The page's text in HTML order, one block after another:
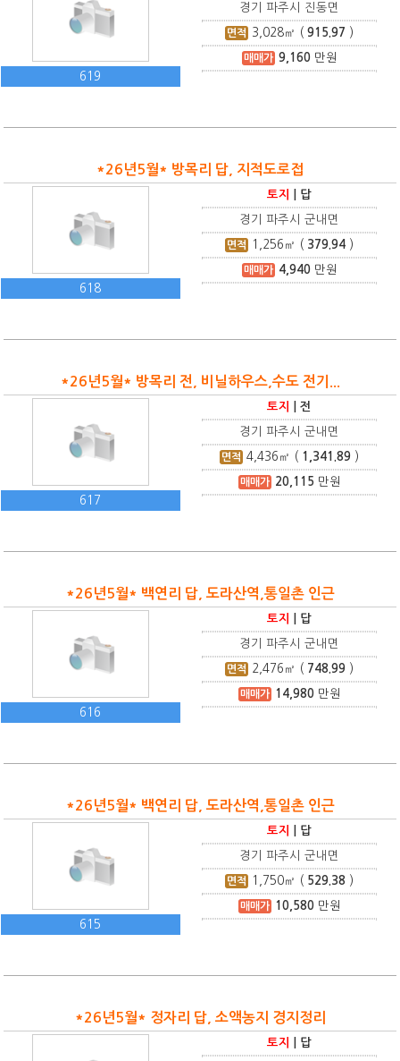
619
경기 파주시 진동면
면적 3,028㎡ (915.97 )
매매가 9,160만원
*26년5월* 방목리 답, 지적도로접
618
토지 답
경기 파주시 군내면
면적 1,256 ㎡ ( 379.94 )
매매가 4,940만원
*26년5월* 방목리 전, 비닐하우스,수도 전기...
617
토지 |전
경기 파주시 군내면
면적 4,436 ㎡ ( 1,341.89 )
매매가 20,115 만원
*26년5월* 백연리 답, 도라산역,통일촌 인근
616
토지 답
경기 파주시 군내면
면적 2,476 ㎡ ( 748.99 )
매매가 14,980만원
*26년5월* 백연리 답, 도라산역,통일촌 인근
615
토지 답
경기 파주시 군내면
면적 1,750㎡ ( 529.38 )
매매가 10,580만원
*26년5월* 정자리 답, 소액농지 경지정리
토지 답